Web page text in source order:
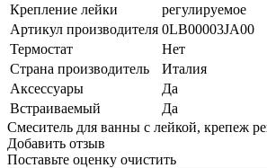
Крепление лейки
регулируемое
Артикул производителя 0LB00003JA00
Термостат
Нет
Страна производитель
Италия
Аксессуары
Да
Встраиваемый
Да
Смеситель для ванны с лейкой, крепеж
Добавить отзыв
Поставьте оценку очистить